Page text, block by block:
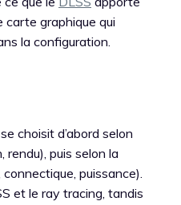
carte graphique qui
la configuration.
choisit d’abord selon
rendu), puis selon la
puissance).
et le ray tracing, tandis